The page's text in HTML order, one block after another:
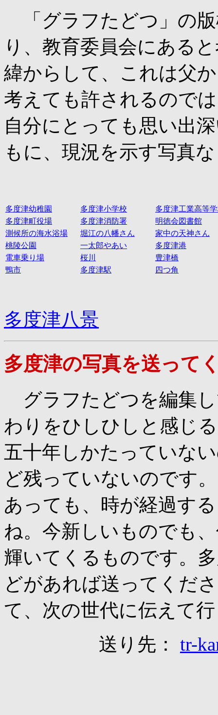
「グラフたどつ」の
り、教育委員会にある
緯からして、これは父
考えても許されるので
自分にとっても思い出
もに、現況を示す写真
多度津幼稚園 多度津小学校
多度津工業高等
多度津町役場
多度津消防署
明徳会図書館
測候所の海水浴場
堀江の八幡さん
家中の天神さん
桃陵公園
一太郎やあい
多度津港
電車乗り場
桜川
豊津橋
鴨市
多度津駅 四つ角
多度津八景
多度津の写真を送って
グラフたどつを編集
わりをひしひしと感じ
五十年しかたっていな
ど残っていないのです
あっても、時が経過す
ね。今新しいものでも
輝いてくるものです。
どがあれば送ってくだ
て、次の世代に伝えて
送り先： tr-